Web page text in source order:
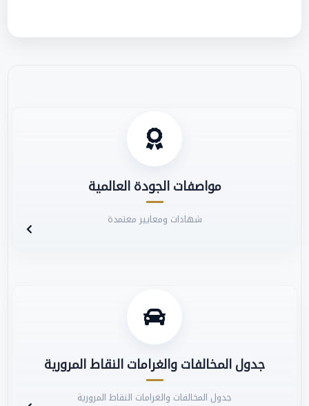
مواصفات الجودة العالمية
شهادات ومعايير معتمدة
جدول المخالفات والغرامات النقاط المرورية
جدول المخالفات والغرامات النقاط المرورية